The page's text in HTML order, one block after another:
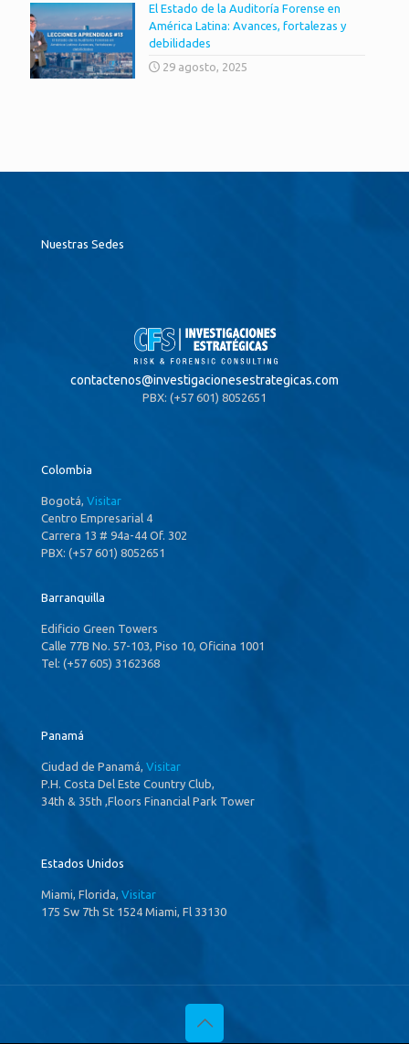
El Estado de la Auditoría Forense en
América Latina: Avances, fortalezas y
debilidades
29 agosto, 2025
Nuestras Sedes
contactenos@investigacionesestrategicas.com
PBX: (+57 601) 8052651
Colombia
Bogotá, Visitar
Centro Empresarial 4
Carrera 13 # 94a-44 Of. 302
PBX: (+57 601) 8052651
Barranquilla
Edificio Green Towers
Calle 77B No. 57-103, Piso 10, Oficina 1001
Tel: (+57 605) 3162368
Panamá
Ciudad de Panamá, Visitar
P.H. Costa Del Este Country Club,
34th & 35th ,Floors Financial Park Tower
Estados Unidos
Miami, Florida, Visitar
175 Sw 7th St 1524 Miami, Fl 33130